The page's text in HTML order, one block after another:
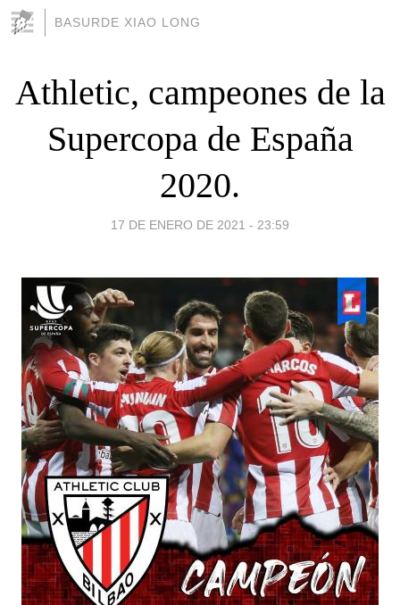
BASURDE XIAO LONG
Athletic, campeones de la
Supercopa de España
2020.
17 DE ENERO DE 2021 - 23:59